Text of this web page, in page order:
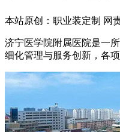
本站原创：职业装定制 网
济宁医学院附属医院是一
细化管理与服务创新，各